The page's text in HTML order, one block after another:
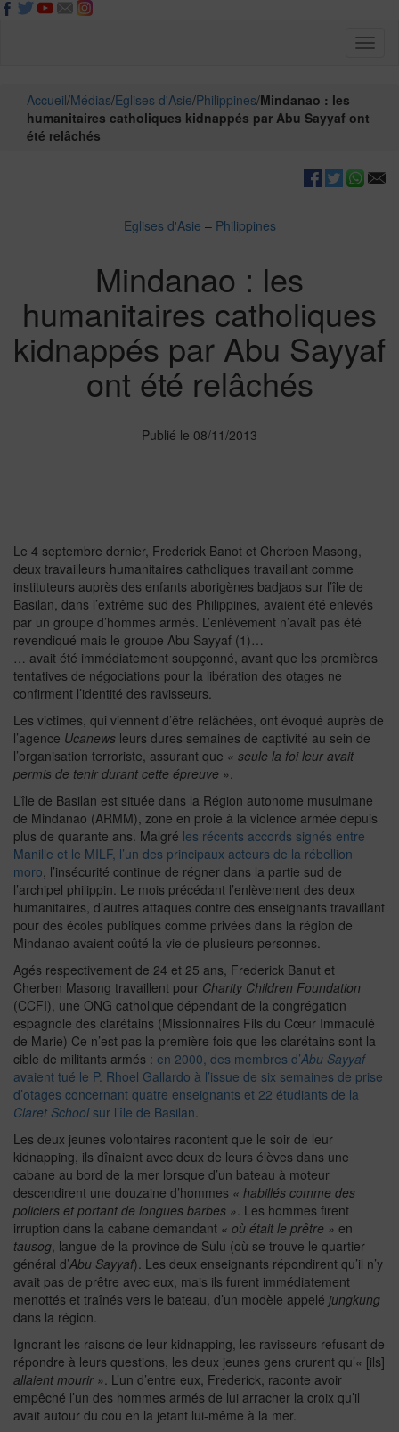
Accueil/Médias/Eglises d'Asie/Philippines/Mindanao : les
humanitaires catholiques kidnappés par Abu Sayyaf ont
été relâchés
Eglises d'Asie – Philippines
Mindanao : les
humanitaires catholiques
kidnappés par Abu Sayyaf
ont été relâchés
Publié le 08/11/2013
Le 4 septembre dernier, Frederick Banot et Cherben Masong,
deux travailleurs humanitaires catholiques travaillant comme
instituteurs auprès des enfants aborigènes badjaos sur l’île de
Basilan, dans l’extrême sud des Philippines, avaient été enlevés
par un groupe d’hommes armés. L’enlèvement n’avait pas été
revendiqué mais le groupe Abu Sayyaf (1)…
… avait été immédiatement soupçonné, avant que les premières
tentatives de négociations pour la libération des otages ne
confirment l’identité des ravisseurs.
Les victimes, qui viennent d’être relâchées, ont évoqué auprès de
l’agence Ucanews leurs dures semaines de captivité au sein de
l’organisation terroriste, assurant que « seule la foi leur avait
permis de tenir durant cette épreuve ».
L’île de Basilan est située dans la Région autonome musulmane
de Mindanao (ARMM), zone en proie à la violence armée depuis
plus de quarante ans. Malgré les récents accords signés entre
Manille et le MILF, l’un des principaux acteurs de la rébellion
moro, l’insécurité continue de régner dans la partie sud de
l’archipel philippin. Le mois précédant l’enlèvement des deux
humanitaires, d’autres attaques contre des enseignants travaillant
pour des écoles publiques comme privées dans la région de
Mindanao avaient coûté la vie de plusieurs personnes.
Agés respectivement de 24 et 25 ans, Frederick Banut et
Cherben Masong travaillent pour Charity Children Foundation
(CCFI), une ONG catholique dépendant de la congrégation
espagnole des clarétains (Missionnaires Fils du Cœur Immaculé
de Marie) Ce n’est pas la première fois que les clarétains sont la
cible de militants armés : en 2000, des membres d’Abu Sayyaf
avaient tué le P. Rhoel Gallardo à l’issue de six semaines de prise
d’otages concernant quatre enseignants et 22 étudiants de la
Claret Schoolsur l’île de Basilan.
Les deux jeunes volontaires racontent que le soir de leur
kidnapping, ils dînaient avec deux de leurs élèves dans une
cabane au bord de la mer lorsque d’un bateau à moteur
descendirent une douzaine d’hommes « habillés comme des
policiers et portant de longues barbes ». Les hommes firent
irruption dans la cabane demandant « où était le prêtre » en
tausog, langue de la province de Sulu (où se trouve le quartier
général d’Abu Sayyaf). Les deux enseignants répondirent qu’il n’y
avait pas de prêtre avec eux, mais ils furent immédiatement
menottés et traînés vers le bateau, d’un modèle appelé jungkung
dans la région.
Ignorant les raisons de leur kidnapping, les ravisseurs refusant de
répondre à leurs questions, les deux jeunes gens crurent qu’« [ils]
allaient mourir ». L’un d’entre eux, Frederick, raconte avoir
empêché l’un des hommes armés de lui arracher la croix qu’il
avait autour du cou en la jetant lui-même à la mer.